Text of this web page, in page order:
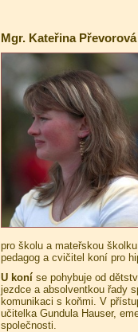
Mgr. Kateřina Převorová
pro školu a mateřskou
pedagog a cvičitel koní pro
U koníse pohybuje od
jezdce a absolventkou řady
komunikaci s koňmi. V
učitelka Gundula Hauser,
společnosti.